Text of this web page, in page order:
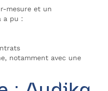
mesure et un
a pu :
notamment avec une